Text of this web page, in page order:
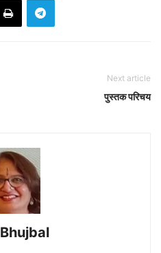
Next article
पुस्तक परिचय